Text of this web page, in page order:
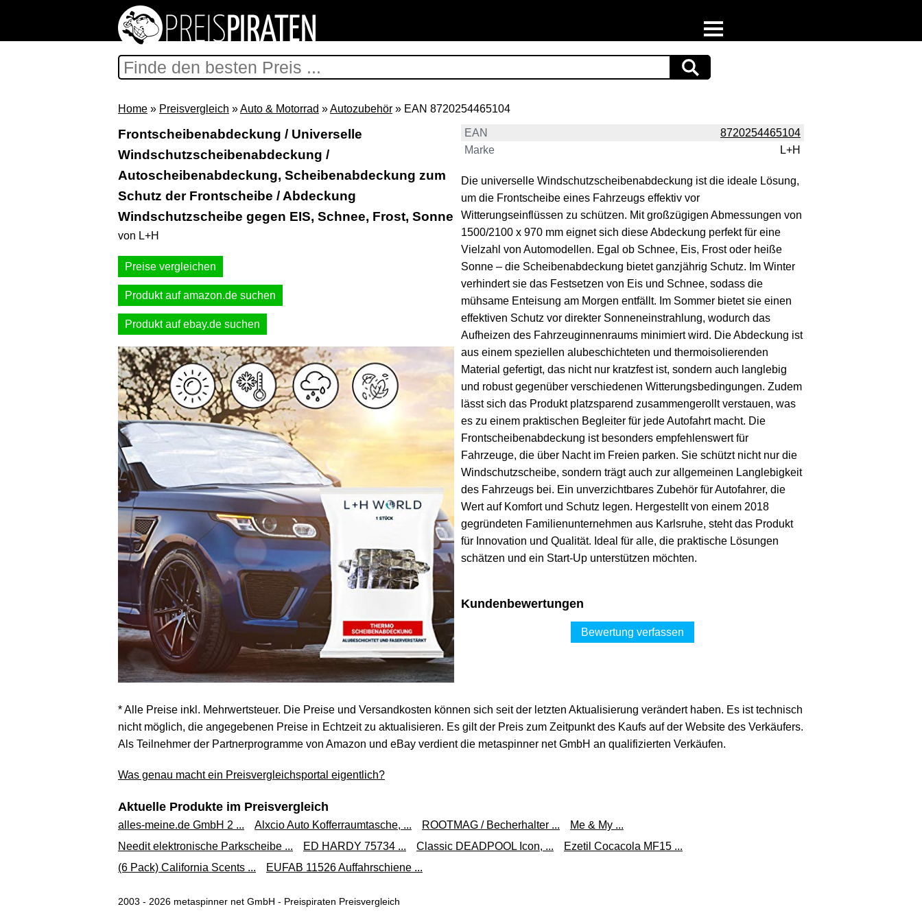
Support & Newsletter
Presse
Datenschutz
Impressum
Home » Preisvergleich »Auto & Motorrad »Autozubehör » EAN 8720254465104
Frontscheibenabdeckung / Universelle
Windschutzscheibenabdeckung /
Autoscheibenabdeckung, Scheibenabdeckung zum
Schutz der Frontscheibe / Abdeckung
Windschutzscheibe gegen EIS, Schnee, Frost, Sonne
von L+H
Preise vergleichen
Produkt auf amazon.de suchen
Produkt auf ebay.de suchen
EAN
8720254465104
Marke
L+H
Die universelle Windschutzscheibenabdeckung ist die ideale Lösung,
um die Frontscheibe eines Fahrzeugs effektiv vor
Witterungseinflüssen zu schützen. Mit großzügigen Abmessungen von
1500/2100 x 970 mm eignet sich diese Abdeckung perfekt für eine
Vielzahl von Automodellen. Egal ob Schnee, Eis, Frost oder heiße
Sonne – die Scheibenabdeckung bietet ganzjährig Schutz. Im Winter
verhindert sie das Festsetzen von Eis und Schnee, sodass die
mühsame Enteisung am Morgen entfällt. Im Sommer bietet sie einen
effektiven Schutz vor direkter Sonneneinstrahlung, wodurch das
Aufheizen des Fahrzeuginnenraums minimiert wird. Die Abdeckung ist
aus einem speziellen alubeschichteten und thermoisolierenden
Material gefertigt, das nicht nur kratzfest ist, sondern auch langlebig
und robust gegenüber verschiedenen Witterungsbedingungen. Zudem
lässt sich das Produkt platzsparend zusammengerollt verstauen, was
es zu einem praktischen Begleiter für jede Autofahrt macht. Die
Frontscheibenabdeckung ist besonders empfehlenswert für
Fahrzeuge, die über Nacht im Freien parken. Sie schützt nicht nur die
Windschutzscheibe, sondern trägt auch zur allgemeinen Langlebigkeit
des Fahrzeugs bei. Ein unverzichtbares Zubehör für Autofahrer, die
Wert auf Komfort und Schutz legen. Hergestellt von einem 2018
gegründeten Familienunternehmen aus Karlsruhe, steht das Produkt
für Innovation und Qualität. Ideal für alle, die praktische Lösungen
schätzen und ein Start-Up unterstützen möchten.
Kundenbewertungen
Bewertung verfassen
* Alle Preise inkl. Mehrwertsteuer. Die Preise und Versandkosten können sich seit der letzten Aktualisierung verändert haben. Es ist technisch
nicht möglich, die angegebenen Preise in Echtzeit zu aktualisieren. Es gilt der Preis zum Zeitpunkt des Kaufs auf der Website des Verkäufers.
Als Teilnehmer der Partnerprogramme von Amazon und eBay verdient die metaspinner net GmbH an qualifizierten Verkäufen.
Was genau macht ein Preisvergleichsportal eigentlich?
Aktuelle Produkte im Preisvergleich
alles-meine.de GmbH 2 ... Alxcio Auto Kofferraumtasche, ... ROOTMAG / Becherhalter ...
Me & My ...
Needit elektronische Parkscheibe ...
ED HARDY 75734 ... Classic DEADPOOL Icon, ...
Ezetil Cocacola MF15 ...
(6 Pack) California Scents ...
EUFAB 11526 Auffahrschiene ...
2003 - 2026 metaspinner net GmbH - Preispiraten Preisvergleich